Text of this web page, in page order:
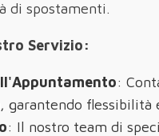
di spostamenti.
Servizio:
:
garantendo flessibilità
: Il nostro team di